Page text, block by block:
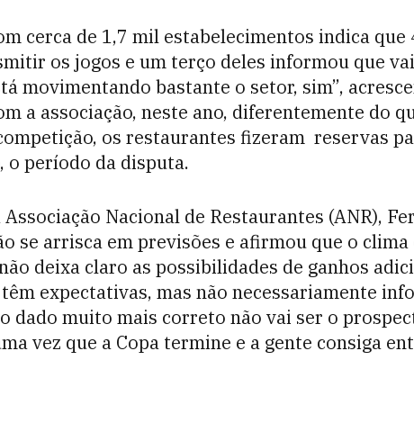
cerca de 1,7 mil estabelecimentos indica que
os jogos e um terço deles informou que
movimentando bastante o setor, sim”,
a associação, neste ano, diferentemente do
os restaurantes fizeram reservas
o período da disputa.
Nacional de Restaurantes (ANR),
se arrisca em previsões e afirmou que o
deixa claro as possibilidades de ganhos
expectativas, mas não necessariamente
dado muito mais correto não vai ser o
vez que a Copa termine e a gente consiga